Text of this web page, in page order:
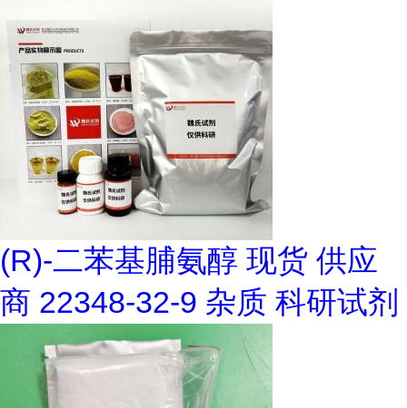
(R)-二苯基脯氨醇 现货 供应
商 22348-32-9 杂质 科研试剂